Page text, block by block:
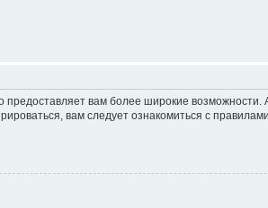
вам более широкие
вам следует ознакомиться с